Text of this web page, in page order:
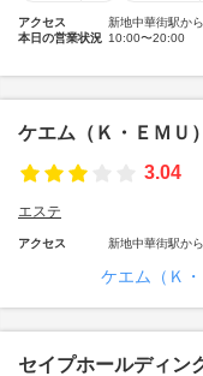
アクセス
新地中華街駅か
本日の営業状況 10:00〜20:00
ケエム（Ｋ・ＥＭＵ）
3.04
エステ
アクセス 新地中華街駅か
ケエム（Ｋ
セイプホールディン